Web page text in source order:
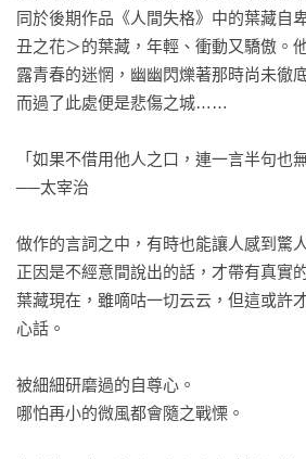
同於後期作品《人間失格》中的葉藏自
丑之花＞的葉藏，年輕、衝動又驕傲。
露青春的迷惘，幽幽閃爍著那時尚未徹
而過了此處便是悲傷之城……
「如果不借用他人之口，連一言半句也
──太宰治
做作的言詞之中，有時也能讓人感到驚
正因是不經意間說出的話，才帶有真實
葉藏現在，雖嘀咕一切云云，但這或許
心話。
被細細研磨過的自尊心。
哪怕再小的微風都會隨之戰慄。